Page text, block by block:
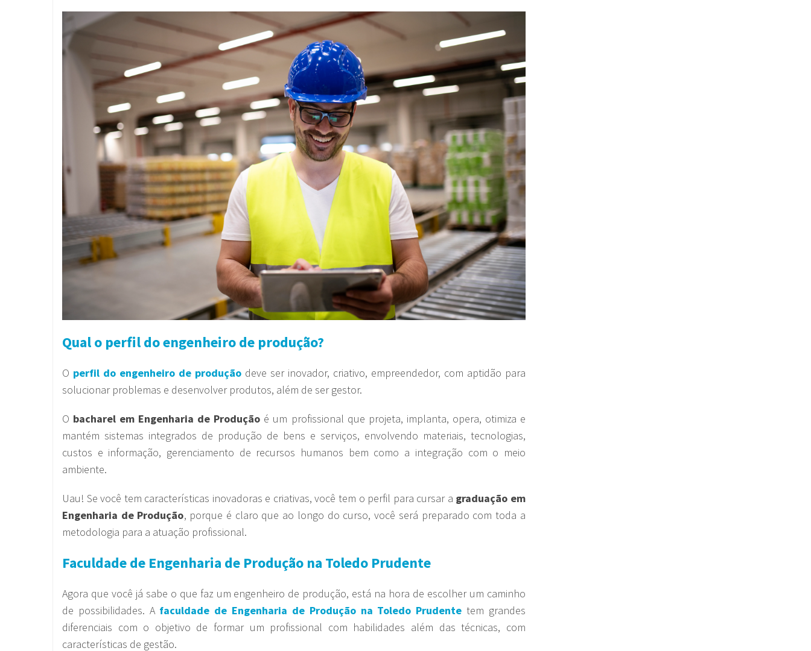
Qual o perfil do engenheiro de produção?
O perfil do engenheiro de produçãodeve ser inovador, criativo, empreendedor, com aptidão para
solucionar problemas e desenvolver produtos, além de ser gestor.
O bacharel em Engenharia de Produção é um profissional que projeta, implanta, opera, otimiza e
mantém sistemas integrados de produção de bens e serviços, envolvendo materiais, tecnologias,
custos e informação, gerenciamento de recursos humanos bem como a integração com o meio
ambiente.
Uau! Se você tem características inovadoras e criativas, você tem o perfil para cursar a graduação em
Engenharia de Produção, porque é claro que ao longo do curso, você será preparado com toda a
metodologia para a atuação profissional.
Faculdade de Engenharia de Produção na Toledo Prudente
Agora que você já sabe o que faz um engenheiro de produção, está na hora de escolher um caminho
de possibilidades. A faculdade de Engenharia de Produção na Toledo Prudente tem grandes
diferenciais com o objetivo de formar um profissional com habilidades além das técnicas, com
características de gestão.